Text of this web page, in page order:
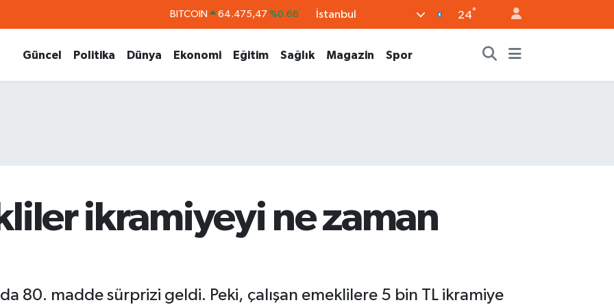
DOLAR 47,5971 %0.05 İstanbul 24°
Güncel Politika Dünya Ekonomi Eğitim Sağlık Magazin Spor
ikramiyeyi ne zaman
80. madde sürprizi geldi. Peki, çalışan emeklilere 5 bin TL ikramiye